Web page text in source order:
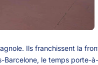
Ils franchissent la
Barcelone, le temps porte-